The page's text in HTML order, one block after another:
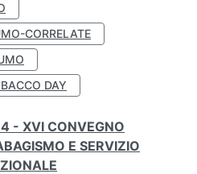
CORRELATE
DAY
- XVI CONVEGNO
E SERVIZIO